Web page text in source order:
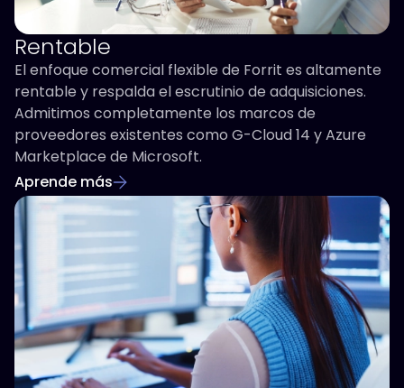
Rentable
El enfoque comercial flexible de Forrit es altamente
rentable y respalda el escrutinio de adquisiciones.
Admitimos completamente los marcos de
proveedores existentes como G-Cloud 14 y Azure
Marketplace de Microsoft.
Aprende más